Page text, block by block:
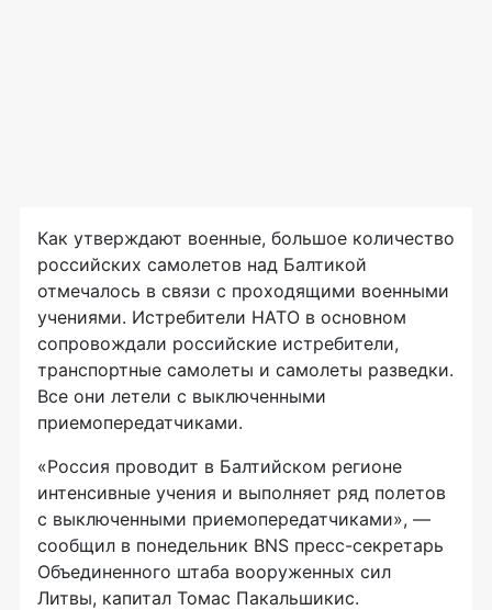
Как утверждают военные, большое количество
российских самолетов над Балтикой
отмечалось в связи с проходящими военными
учениями. Истребители НАТО в основном
сопровождали российские истребители,
транспортные самолеты и самолеты разведки.
Все они летели с выключенными
приемопередатчиками.
«Россия проводит в Балтийском регионе
интенсивные учения и выполняет ряд полетов
с выключенными приемопередатчиками», —
сообщил в понедельник BNS пресс-секретарь
Объединенного штаба вооруженных сил
Литвы, капитал Томас Пакальшикис.